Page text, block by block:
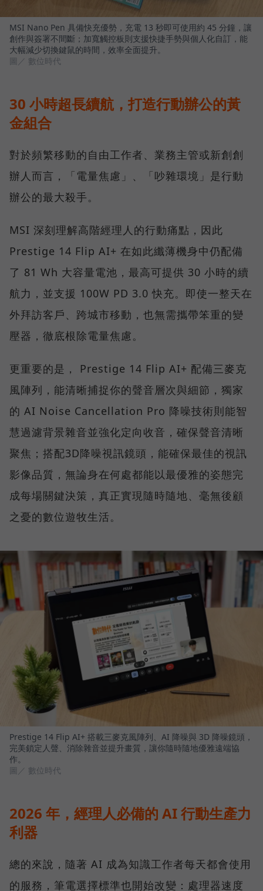
MSI Nano Pen 具備快充優勢，充電 13 秒即可使用約 45 分鐘，讓
創作與簽署不間斷；加寬觸控板則支援快捷手勢與個人化自訂，能
大幅減少切換鍵鼠的時間，效率全面提升。
圖／ 數位時代
30 小時超長續航，打造行動辦公的黃
金組合
對於頻繁移動的自由工作者、業務主管或新創創
辦人而言，「電量焦慮」、「吵雜環境」是行動
辦公的最大殺手。
MSI 深刻理解高階經理人的行動痛點，因此
Prestige 14 Flip AI+ 在如此纖薄機身中仍配備
了 81 Wh 大容量電池，最高可提供 30 小時的續
航力，並支援 100W PD 3.0 快充。即使一整天在
外拜訪客戶、跨城市移動，也無需攜帶笨重的變
壓器，徹底根除電量焦慮。
更重要的是， Prestige 14 Flip AI+ 配備三麥克
風陣列，能清晰捕捉你的聲音層次與細節，獨家
的 AI Noise Cancellation Pro 降噪技術則能智
慧過濾背景雜音並強化定向收音，確保聲音清晰
聚焦；搭配3D降噪視訊鏡頭，能確保最佳的視訊
影像品質，無論身在何處都能以最優雅的姿態完
成每場關鍵決策，真正實現隨時隨地、毫無後顧
之憂的數位遊牧生活。
Prestige 14 Flip AI+ 搭載三麥克風陣列、AI 降噪與 3D 降噪鏡頭，
完美鎖定人聲、消除雜音並提升畫質，讓你隨時隨地優雅遠端協
作。
圖／ 數位時代
2026 年，經理人必備的 AI 行動生產力
利器
總的來說，隨著 AI 成為知識工作者每天都會使用
的服務，筆電選擇標準也開始改變：處理器速度